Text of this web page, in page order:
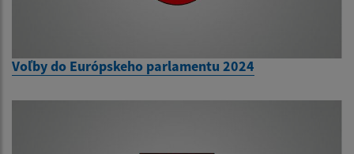
Voľby do Európskeho parlamentu 2024